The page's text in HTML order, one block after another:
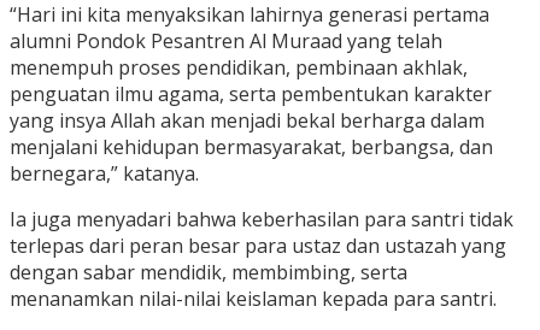
“Hari ini kita menyaksikan lahirnya generasi pertama
alumni Pondok Pesantren Al Muraad yang telah
menempuh proses pendidikan, pembinaan akhlak,
penguatan ilmu agama, serta pembentukan karakter
yang insya Allah akan menjadi bekal berharga dalam
menjalani kehidupan bermasyarakat, berbangsa, dan
bernegara,” katanya.
Ia juga menyadari bahwa keberhasilan para santri tidak
terlepas dari peran besar para ustaz dan ustazah yang
dengan sabar mendidik, membimbing, serta
menanamkan nilai-nilai keislaman kepada para santri.